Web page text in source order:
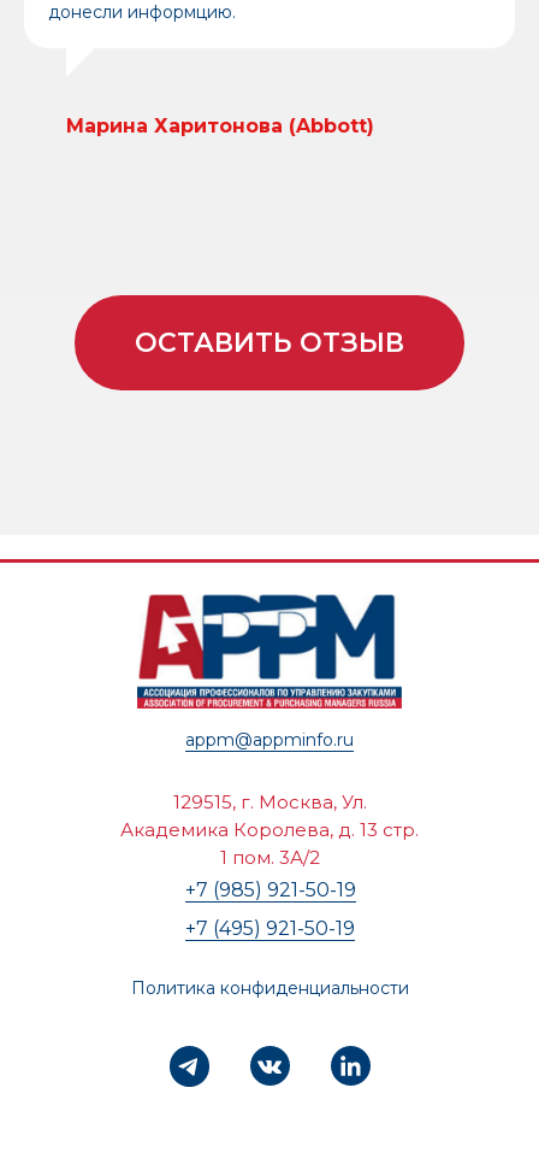
донесли информцию.
Марина Харитонова (Abbott)
ОСТАВИТЬ ОТЗЫВ
appm@appminfo.ru
+7 (985) 921-50-19
+7 (495) 921-50-19
129515, г. Москва, Ул.
Академика Королева, д. 13 стр.
1 пом. 3А/2
Политика конфиденциальности